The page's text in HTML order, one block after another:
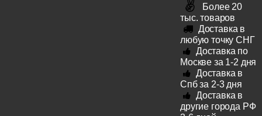
Более 20
тыс. товаров
Доставка в
любую точку СНГ
Доставка по
Москве за 1-2 дня
Доставка в
Спб за 2-3 дня
Доставка в
другие города РФ